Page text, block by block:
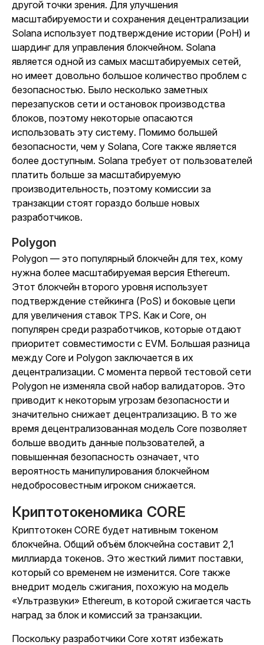
другой точки зрения. Для улучшения
масштабируемости и сохранения децентрализации
Solana использует подтверждение истории (PoH) и
шардинг для управления блокчейном. Solana
является одной из самых масштабируемых сетей,
но имеет довольно большое количество проблем с
безопасностью. Было несколько заметных
перезапусков сети и остановок производства
блоков, поэтому некоторые опасаются
использовать эту систему. Помимо большей
безопасности, чем у Solana, Core также является
более доступным. Solana требует от пользователей
платить больше за масштабируемую
производительность, поэтому комиссии за
транзакции стоят гораздо больше новых
разработчиков.
Polygon
Polygon — это популярный блокчейн для тех, кому
нужна более масштабируемая версия Ethereum.
Этот блокчейн второго уровня использует
подтверждение стейкинга (PoS) и боковые цепи
для увеличения ставок TPS. Как и Core, он
популярен среди разработчиков, которые отдают
приоритет совместимости с EVM. Большая разница
между Core и Polygon заключается в их
децентрализации. С момента первой тестовой сети
Polygon не изменяла свой набор валидаторов. Это
приводит к некоторым угрозам безопасности и
значительно снижает децентрализацию. В то же
время децентрализованная модель Core позволяет
больше вводить данные пользователей, а
повышенная безопасность означает, что
вероятность манипулирования блокчейном
недобросовестным игроком снижается.
Криптотокеномика CORE
Криптотокен CORE будет нативным токеном
блокчейна. Общий объём блокчейна составит 2,1
миллиарда токенов. Это жесткий лимит поставки,
который со временем не изменится. Core также
внедрит модель сжигания, похожую на модель
«Ультразвуки» Ethereum, в которой сжигается часть
наград за блок и комиссий за транзакции.
Поскольку разработчики Core хотят избежать